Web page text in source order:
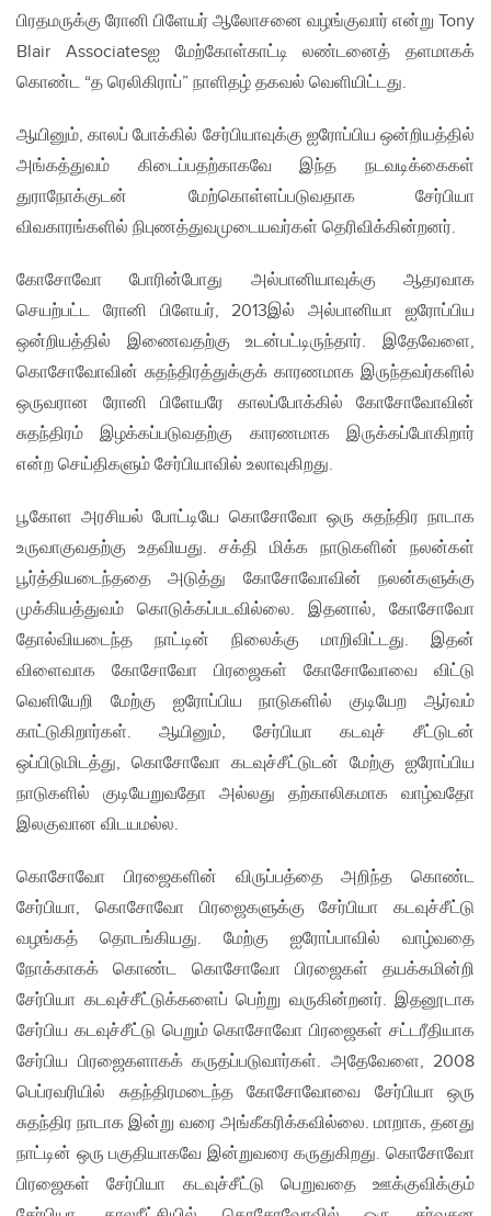
பிரதமருக்கு ரோனி பிளேயர் ஆலோசனை வழங்குவார் என்று Tony
Blair Associatesஐ மேற்கோள்காட்டி லண்டனைத் தளமாகக்
கொண்ட “த ரெலிகிராப்” நாளிதழ் தகவல் வெளியிட்டது.
ஆயினும், காலப் போக்கில் சேர்பியாவுக்கு ஐரோப்பிய ஒன்றியத்தில்
அங்கத்துவம் கிடைப்பதற்காகவே இந்த நடவடிக்கைகள்
துராநோக்குடன் மேற்கொள்ளப்படுவதாக சேர்பியா
விவகாரங்களில் நிபுணத்துவமுடையவர்கள் தெரிவிக்கின்றனர்.
கோசோவோ போரின்போது அல்பானியாவுக்கு ஆதரவாக
செயற்பட்ட ரோனி பிளேயர், 2013இல் அல்பானியா ஐரோப்பிய
ஒன்றியத்தில் இணைவதற்கு உடன்பட்டிருந்தார். இதேவேளை,
கொசோவோவின் சுதந்திரத்துக்குக் காரணமாக இருந்தவர்களில்
ஒருவரான ரோனி பிளேயரே காலப்போக்கில் கோசோவோவின்
சுதந்திரம் இழக்கப்படுவதற்கு காரணமாக இருக்கப்போகிறார்
என்ற செய்திகளும் சேர்பியாவில் உலாவுகிறது.
பூகோள அரசியல் போட்டியே கொசோவோ ஒரு சுதந்திர நாடாக
உருவாகுவதற்கு உதவியது. சக்தி மிக்க நாடுகளின் நலன்கள்
பூர்த்தியடைந்ததை அடுத்து கோசோவோவின் நலன்களுக்கு
முக்கியத்துவம் கொடுக்கப்படவில்லை. இதனால், கோசோவோ
தோல்வியடைந்த நாட்டின் நிலைக்கு மாறிவிட்டது. இதன்
விளைவாக கோசோவோ பிரஜைகள் கோசோவோவை விட்டு
வெளியேறி மேற்கு ஐரோப்பிய நாடுகளில் குடியேற ஆர்வம்
காட்டுகிறார்கள். ஆயினும், சேர்பியா கடவுச் சீட்டுடன்
ஒப்பிடுமிடத்து, கொசோவோ கடவுச்சீட்டுடன் மேற்கு ஐரோப்பிய
நாடுகளில் குடியேறுவதோ அல்லது தற்காலிகமாக வாழ்வதோ
இலகுவான விடயமல்ல.
கொசோவோ பிரஜைகளின் விருப்பத்தை அறிந்த கொண்ட
சேர்பியா, கொசோவோ பிரஜைகளுக்கு சேர்பியா கடவுச்சீட்டு
வழங்கத் தொடங்கியது. மேற்கு ஐரோப்பாவில் வாழ்வதை
நோக்காகக் கொண்ட கொசோவோ பிரஜைகள் தயக்கமின்றி
சேர்பியா கடவுச்சீட்டுக்களைப் பெற்று வருகின்றனர். இதனூடாக
சேர்பிய கடவுச்சீட்டு பெறும் கொசோவோ பிரஜைகள் சட்டரீதியாக
சேர்பிய பிரஜைகளாகக் கருதப்படுவார்கள். அதேவேளை, 2008
பெப்ரவரியில் சுதந்திரமடைந்த கோசோவோவை சேர்பியா ஒரு
சுதந்திர நாடாக இன்று வரை அங்கீகரிக்கவில்லை. மாறாக, தனது
நாட்டின் ஒரு பகுதியாகவே இன்றுவரை கருதுகிறது. கொசோவோ
பிரஜைகள் சேர்பியா கடவுச்சீட்டு பெறுவதை ஊக்குவிக்கும்